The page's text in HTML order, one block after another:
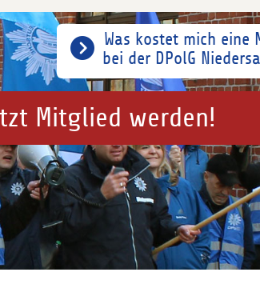
Was kostet mich eine
bei der DPolG
Mitglied werden!